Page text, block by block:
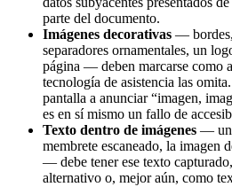
parte del documento.
Imágenes decorativas —
separadores ornamentales, un
página — deben marcarse como
tecnología de asistencia las
pantalla a anunciar “imagen,
es en sí mismo un fallo de
Texto dentro de imágenes — un
membrete escaneado, la imagen
— debe tener ese texto
alternativo o, mejor aún, como